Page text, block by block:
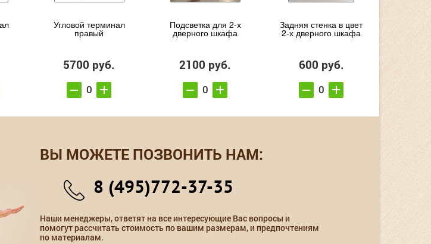
Угловой терминал
правый
5700 руб.
Подсветка для 2-х
дверного шкафа
2100 руб.
Задняя стенка в цвет
2-х дверного шкафа
600 руб.
ВЫ МОЖЕТЕ ПОЗВОНИТЬ НАМ:
8 (495)772-37-35
Наши менеджеры, ответят на все интересующие Вас вопросы и
помогут рассчитать стоимость по вашим размерам, и предпочтениям
по материалам.